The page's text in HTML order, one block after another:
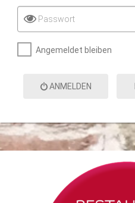
Passwort
Angemeldet bleiben
ANMELDEN